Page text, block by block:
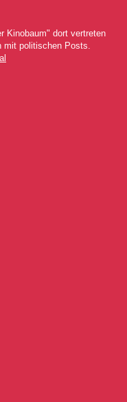
Kinobaum" dort vertreten
politischen Posts.